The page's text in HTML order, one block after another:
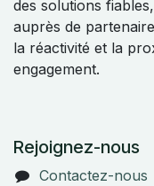
des solutions
auprès de
la réactivité et la
engagement.
Rejoignez-nous
Contactez-nous